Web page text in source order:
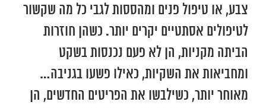
צבע, או טיפול פנים ומהססות לגבי כל מה שקשור
לטיפולים אסתטיים יקרים יותר. כשהן חוזרות
הביתה מקניות, הן לא פעם נכנסות בשקט
ומחביאות את השקיות, כאילו פשעו בגניבה…
מאוחר יותר, כשילבשו את הפריטים החדשים, הן